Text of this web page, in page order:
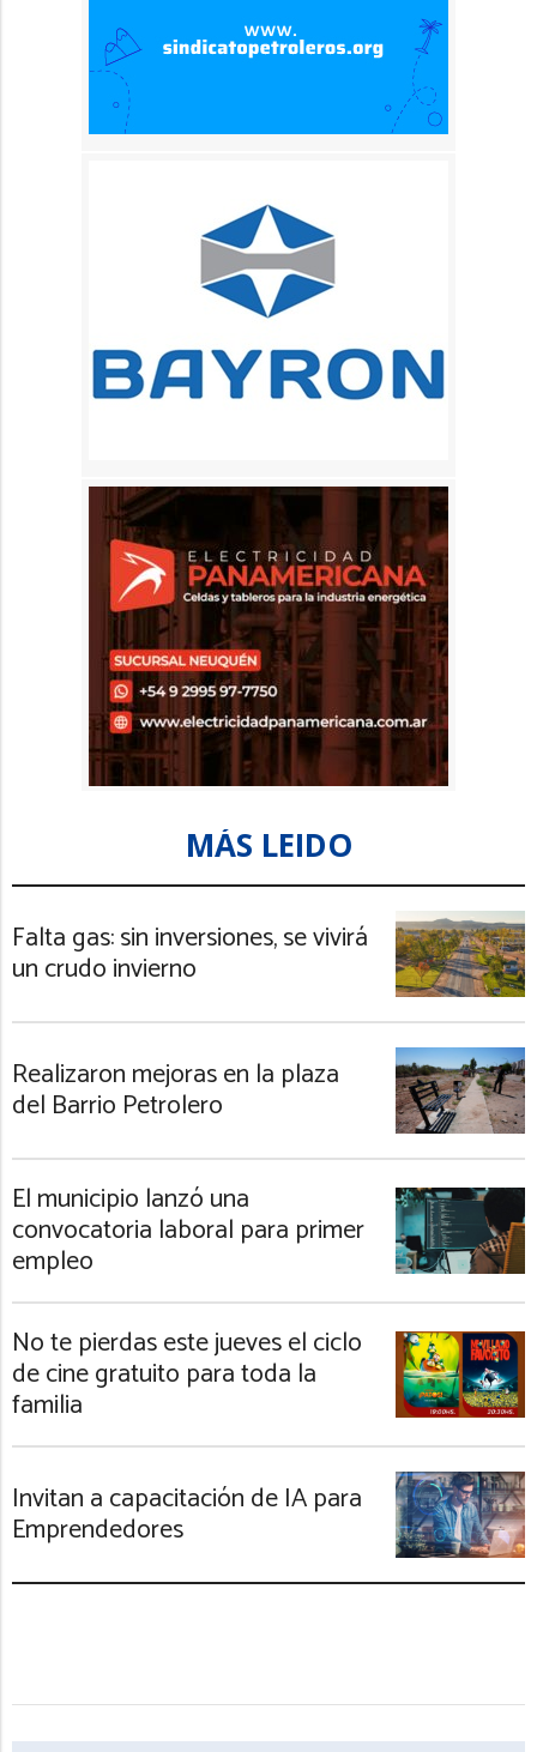
MÁS LEIDO
Falta gas: sin inversiones, se vivirá
un crudo invierno
Realizaron mejoras en la plaza
del Barrio Petrolero
El municipio lanzó una
convocatoria laboral para primer
empleo
No te pierdas este jueves el ciclo
de cine gratuito para toda la
familia
Invitan a capacitación de IA para
Emprendedores